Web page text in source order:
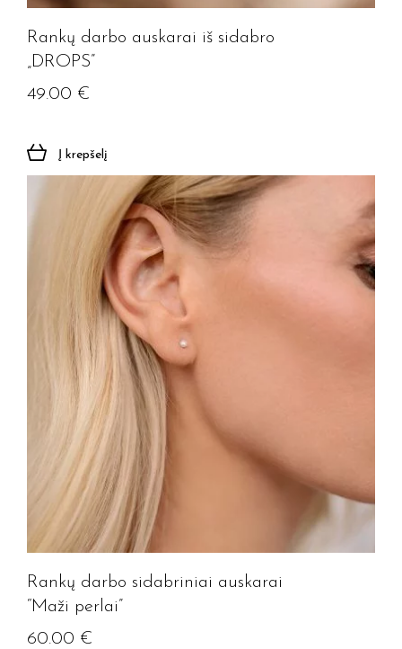
Rankų darbo auskarai iš sidabro
„DROPS”
49.00 €
Į krepšelį
Rankų darbo sidabriniai auskarai
“Maži perlai”
60.00 €
Prenumeruoti